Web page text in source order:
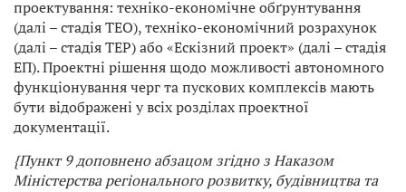
проектування: техніко-економічне обґрунтування
(далі – стадія ТЕО), техніко-економічний розрахунок
(далі – стадія ТЕР) або «Ескізний проект» (далі – стадія
ЕП). Проектні рішення щодо можливості автономного
функціонування черг та пускових комплексів мають
бути відображені у всіх розділах проектної
документації.
{Пункт 9 доповнено абзацом згідно зНаказом
Міністерства регіонального розвитку, будівництва та